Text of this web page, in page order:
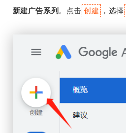
新建广告系列。点击 创建 ，选择